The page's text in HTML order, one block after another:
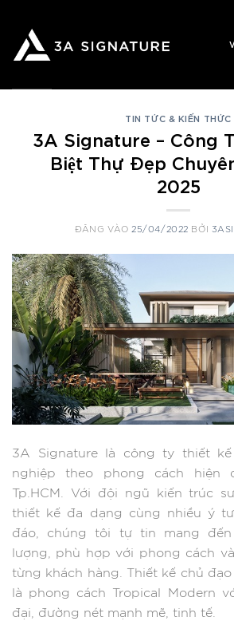
nội
TIN TỨC & KIẾN THỨC
3A Signature – Công
Biệt Thự Đẹp
2025
ĐĂNG VÀO 25/04/2022 BỞI
3A Signature là công ty thiết
nghiệp theo phong cách hiện
Tp.HCM. Với đội ngũ kiến trúc
thiết kế đa dạng cùng nhiều ý
đáo, chúng tôi tự tin mang
lượng, phù hợp với phong cách
từng khách hàng. Thiết kế chủ
là phong cách Tropical Modern
đại, đường nét mạnh mẽ, tinh tế.